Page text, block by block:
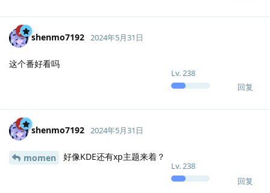
shenmo7192
Lv.238
2024年5月31日
这个番好看吗
回复
shenmo7192
Lv.238
2024年5月31日
momen 好像KDE还有xp主题来着？
回复